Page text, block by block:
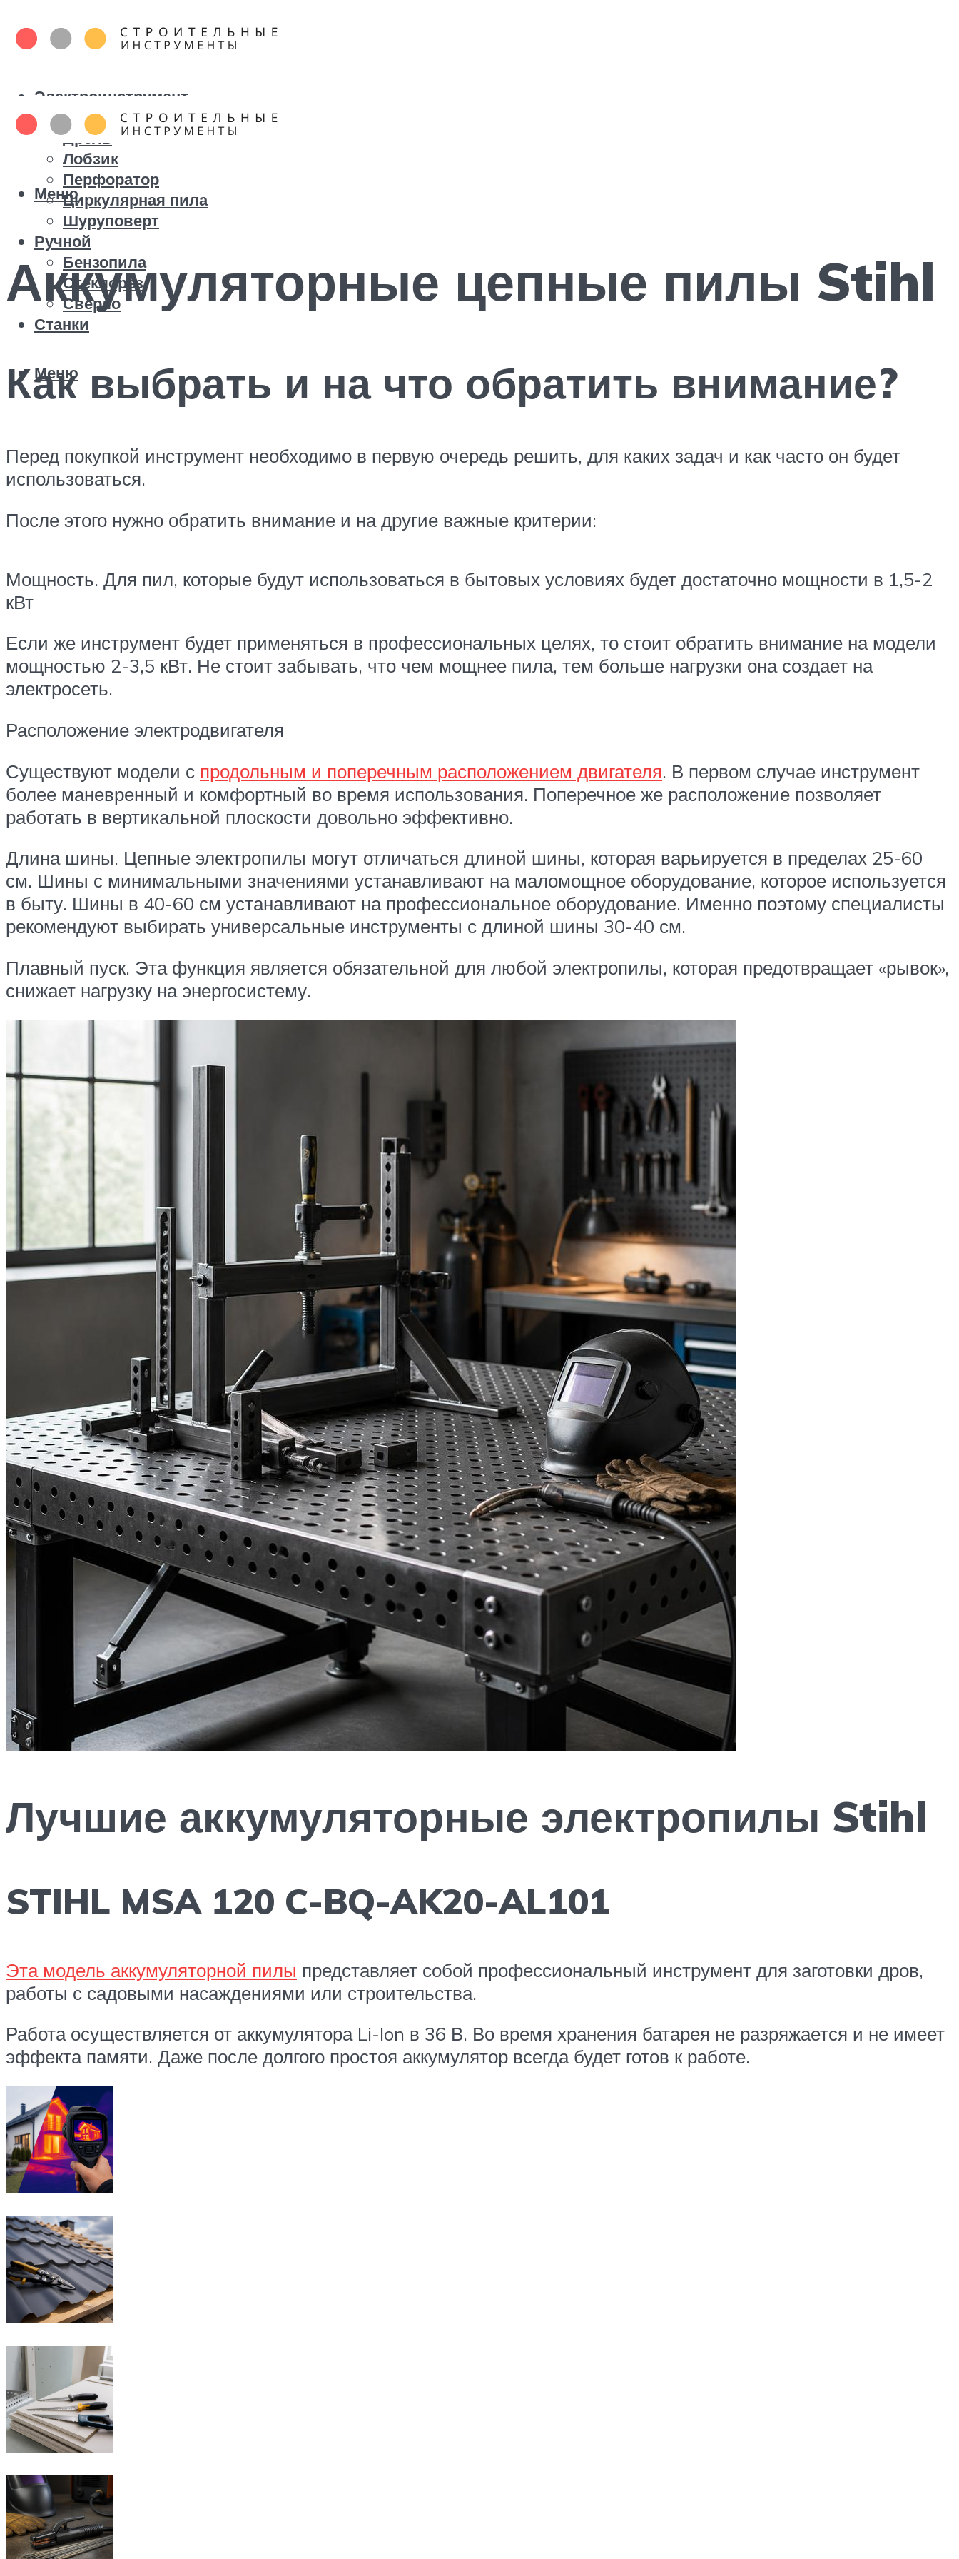
Электроинструмент
Болгарка
Дрель
Лобзик
Перфоратор
Циркулярная пила
Шуруповерт
Ручной
Бензопила
Стеклорез
Сверло
Станки
Меню
Меню
Аккумуляторные цепные пилы Stihl
Как выбрать и на что обратить внимание?
Перед покупкой инструмент необходимо в первую очередь решить, для каких задач и как часто он будет
использоваться.
После этого нужно обратить внимание и на другие важные критерии:
Мощность. Для пил, которые будут использоваться в бытовых условиях будет достаточно мощности в 1,5-2
кВт
Если же инструмент будет применяться в профессиональных целях, то стоит обратить внимание на модели
мощностью 2-3,5 кВт. Не стоит забывать, что чем мощнее пила, тем больше нагрузки она создает на
электросеть.
Расположение электродвигателя
Существуют модели с продольным и поперечным расположением двигателя. В первом случае инструмент
более маневренный и комфортный во время использования. Поперечное же расположение позволяет
работать в вертикальной плоскости довольно эффективно.
Длина шины. Цепные электропилы могут отличаться длиной шины, которая варьируется в пределах 25-60
см. Шины с минимальными значениями устанавливают на маломощное оборудование, которое используется
в быту. Шины в 40-60 см устанавливают на профессиональное оборудование. Именно поэтому специалисты
рекомендуют выбирать универсальные инструменты с длиной шины 30-40 см.
Плавный пуск. Эта функция является обязательной для любой электропилы, которая предотвращает «рывок»,
снижает нагрузку на энергосистему.
Лучшие аккумуляторные электропилы Stihl
STIHL MSA 120 C-BQ-AK20-AL101
Эта модель аккумуляторной пилы представляет собой профессиональный инструмент для заготовки дров,
работы с садовыми насаждениями или строительства.
Работа осуществляется от аккумулятора Li-Ion в 36 В. Во время хранения батарея не разряжается и не имеет
эффекта памяти. Даже после долгого простоя аккумулятор всегда будет готов к работе.